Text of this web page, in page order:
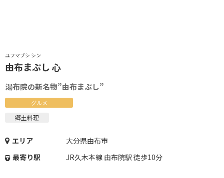
ユフマブシ シン
由布まぶし 心
湯布院の新名物”由布まぶし”
グルメ
郷土料理
エリア
大分県由布市
最寄り駅
JR久木本線 由布院駅 徒歩10分